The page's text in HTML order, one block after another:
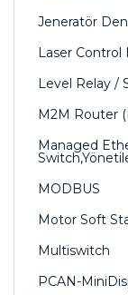
Jeneratör
Laser Control
Level Relay /
M2M Router
Managed
MODBUS
Motor Soft
Multiswitch
PCAN-